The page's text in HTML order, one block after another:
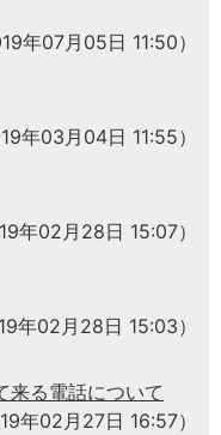
年07月05日 11:50）
年03月04日 11:55）
年02月28日 15:07）
年02月28日 15:03）
来る電話について
年02月27日 16:57）